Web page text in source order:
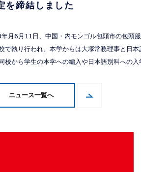
を締結しました
月6月11日、中国・内モンゴル包頭市の包頭
で執り行われ、本学からは大塚常務理事と日
校から学生の本学への編入や日本語別科への
ニュース一覧へ